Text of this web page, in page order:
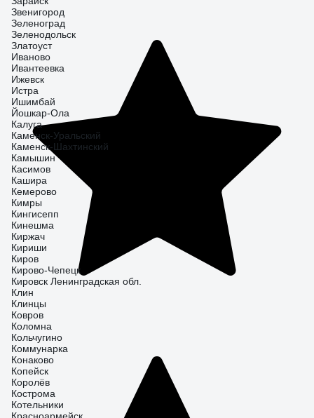
Звенигород
Зеленоград
Зеленодольск
Златоуст
Иваново
Ивантеевка
Ижевск
Истра
Ишимбай
Йошкар-Ола
Калуга
Каменск-Уральский
Каменск-Шахтинский
Камышин
Касимов
Кашира
Кемерово
Кимры
Кингисепп
Кинешма
Киржач
Кириши
Киров
Кирово-Чепецк
Кировск Ленинградская обл.
Клин
Клинцы
Ковров
Коломна
Кольчугино
Коммунарка
Конаково
Копейск
Королёв
Кострома
Котельники